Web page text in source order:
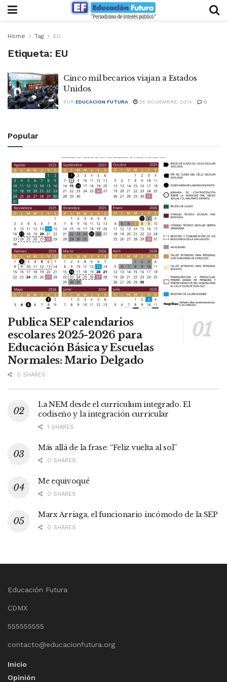
Home Tag EU
Etiqueta: EU
Cinco mil becarios viajan a Estados
Unidos
POR EDUCACIÓN FUTURA 25 NOVIEMBRE, 2014 0
Popular
Publica SEP calendarios
escolares 2025-2026 para
Educación Básica y Escuelas
Normales: Mario Delgado
0 SHARES
La NEM desde el currículum integrado. El
codiseño y la integración curricular
1 SHARES
Más allá de la frase: “Feliz vuelta al sol”
0 SHARES
Me equivoqué
0 SHARES
Marx Arriaga, el funcionario incómodo de la SEP
0 SHARES
Educación Futura
CDMX
555555555
contacto@educacionfutura.org
Inicio
Opinión